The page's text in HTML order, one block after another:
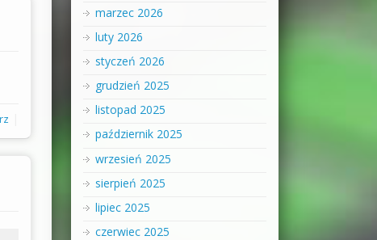
marzec 2026
luty 2026
styczeń 2026
grudzień 2025
listopad 2025
październik 2025
wrzesień 2025
sierpień 2025
lipiec 2025
czerwiec 2025